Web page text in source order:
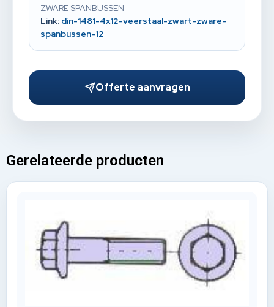
ZWARE SPANBUSSEN
Link: din-1481-4x12-veerstaal-zwart-zware-
spanbussen-12
Offerte aanvragen
Gerelateerde producten